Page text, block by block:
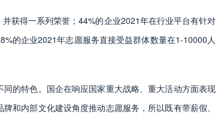
获得一系列荣誉；44%的企业2021年在行业平台有针对
的企业2021年志愿服务直接受益群体数量在1-10000人
的特色。国企在响应国家重大战略、重大活动方面表现
和内部文化建设角度推动志愿服务，所以既有带薪假、